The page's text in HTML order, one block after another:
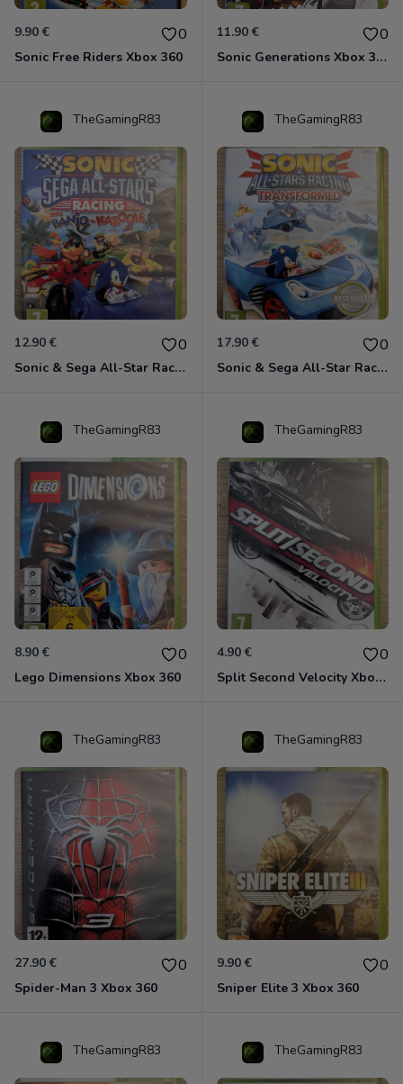
9.90 € 0
Sonic Free Riders Xbox 360
11.90 € 0
Sonic Generations Xbox 360
TheGamingR83
12.90 € 0
Sonic & Sega All-Star Racing avec Banjo-Kazooie Xbox 360
TheGamingR83
17.90 € 0
Sonic & Sega All-Star Racing - Transformed Xbox 360
TheGamingR83
8.90 € 0
Lego Dimensions Xbox 360
TheGamingR83
4.90 € 0
Split Second Velocity Xbox 360
TheGamingR83
27.90 € 0
Spider-Man 3 Xbox 360
TheGamingR83
9.90 € 0
Sniper Elite 3 Xbox 360
TheGamingR83 TheGamingR83